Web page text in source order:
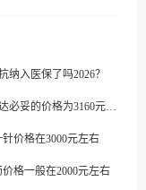
纳入医保了吗2026？
的价格为3160元/支左右
价格在3000元左右
格一般在2000元左右